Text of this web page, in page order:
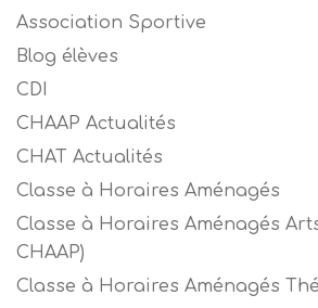
Association Sportive
Blog élèves
CDI
CHAAP Actualités
CHAT Actualités
Classe à Horaires Aménagés
Classe à Horaires Aménagés
CHAAP)
Classe à Horaires Aménagés